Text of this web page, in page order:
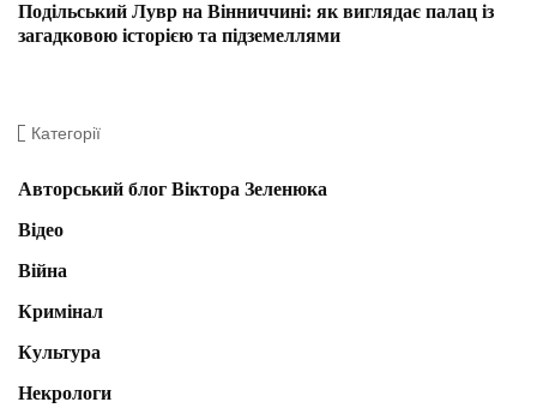
Подільський Лувр на Вінниччині: як виглядає палац із
загадковою історією та підземеллями
Категорії
Авторський блог Віктора Зеленюка
Відео
Війна
Кримінал
Культура
Некрологи